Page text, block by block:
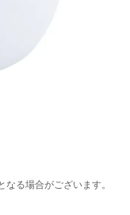
る場合がございます。